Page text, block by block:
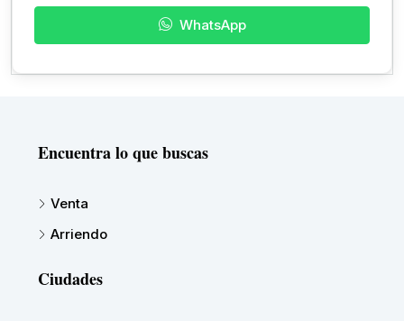
WhatsApp
Encuentra lo que buscas
Venta
Arriendo
Ciudades